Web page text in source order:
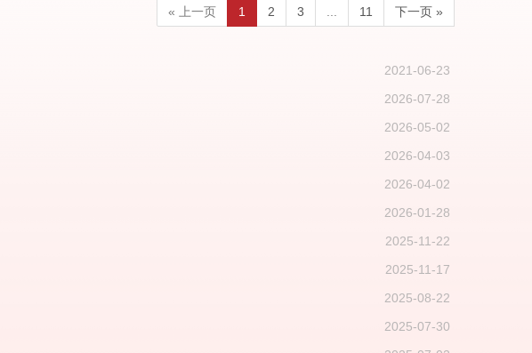
« 上一页 1 2 3 11 下一页 »
2021-06-23
2026-07-28
2026-05-02
2026-04-03
2026-04-02
2026-01-28
2025-11-22
2025-11-17
2025-08-22
2025-07-30